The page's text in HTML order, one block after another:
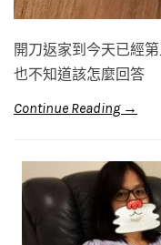
開刀返家到今天已經
也不知道該怎麼回答
Continue Reading →